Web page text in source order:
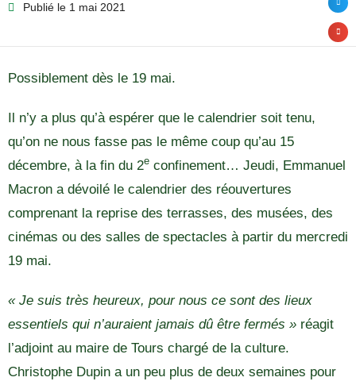
Publié le 1 mai 2021
Possiblement dès le 19 mai.
Il n’y a plus qu’à espérer que le calendrier soit tenu,
qu’on ne nous fasse pas le même coup qu’au 15
décembre, à la fin du 2e confinement… Jeudi, Emmanuel
Macron a dévoilé le calendrier des réouvertures
comprenant la reprise des terrasses, des musées, des
cinémas ou des salles de spectacles à partir du mercredi
19 mai.
« Je suis très heureux, pour nous ce sont des lieux
essentiels qui n’auraient jamais dû être fermés » réagit
l’adjoint au maire de Tours chargé de la culture.
Christophe Dupin a un peu plus de deux semaines pour